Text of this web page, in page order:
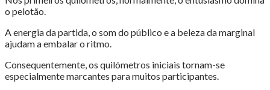
o pelotão.
A energia da partida, o som do público e a beleza da marginal
ajudam a embalar o ritmo.
Consequentemente, os quilómetros iniciais tornam-se
especialmente marcantes para muitos participantes.